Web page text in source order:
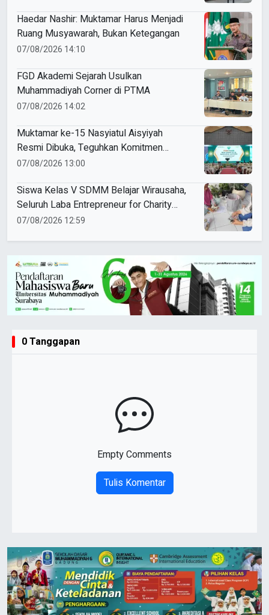
Haedar Nashir: Muktamar Harus Menjadi
Ruang Musyawarah, Bukan Ketegangan
07/08/2026 14:10
FGD Akademi Sejarah Usulkan
Muhammadiyah Corner di PTMA
07/08/2026 14:02
Muktamar ke-15 Nasyiatul Aisyiyah
Resmi Dibuka, Teguhkan Komitmen
Perempuan Muda Berkemajuan
07/08/2026 13:00
Siswa Kelas V SDMM Belajar Wirausaha,
Seluruh Laba Entrepreneur for Charity
Didonasikan
07/08/2026 12:59
0 Tanggapan
Empty Comments
Tulis Komentar